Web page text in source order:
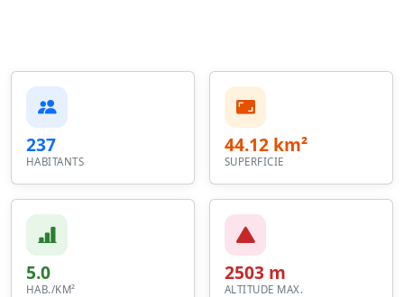
237
HABITANTS
44.12 km²
SUPERFICIE
5.0
HAB./KM²
2503 m
ALTITUDE MAX.